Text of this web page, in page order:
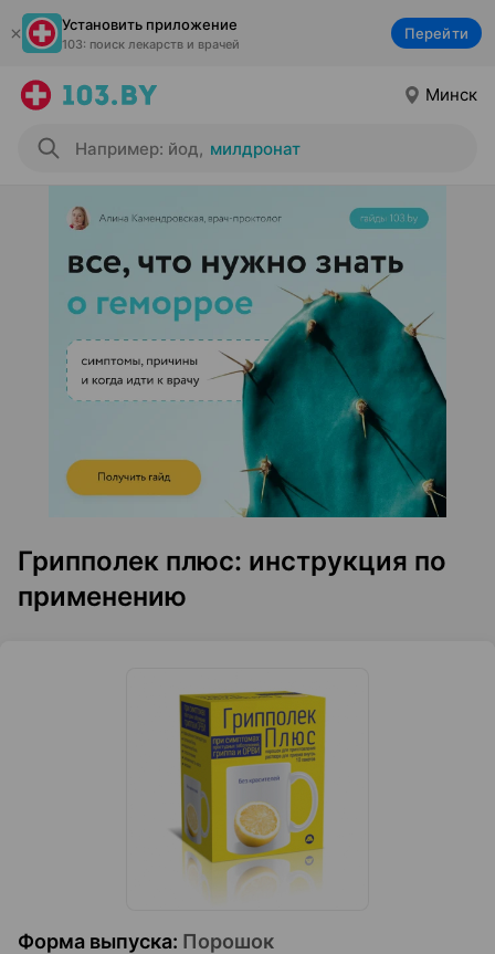
Установить приложение
103: поиск лекарств и врачей
Перейти
Минск
Например: йод, милдронат
Грипполек плюс: инструкция по
применению
Форма выпуска: Порошок